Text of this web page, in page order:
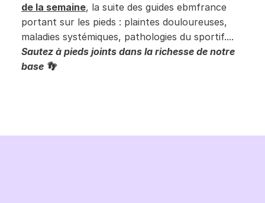
de la semaine, la suite des guides ebmfrance
portant sur les pieds : plaintes douloureuses,
maladies systémiques, pathologies du sportif....
Sautez à pieds joints dans la richesse de notre
base 👣